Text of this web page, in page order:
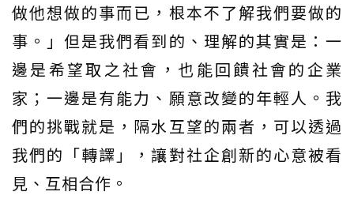
做他想做的事而已，根本不了解我們要做的
事。」但是我們看到的、理解的其實是：一
邊是希望取之社會，也能回饋社會的企業
家；一邊是有能力、願意改變的年輕人。我
們的挑戰就是，隔水互望的兩者，可以透過
我們的「轉譯」，讓對社企創新的心意被看
見、互相合作。